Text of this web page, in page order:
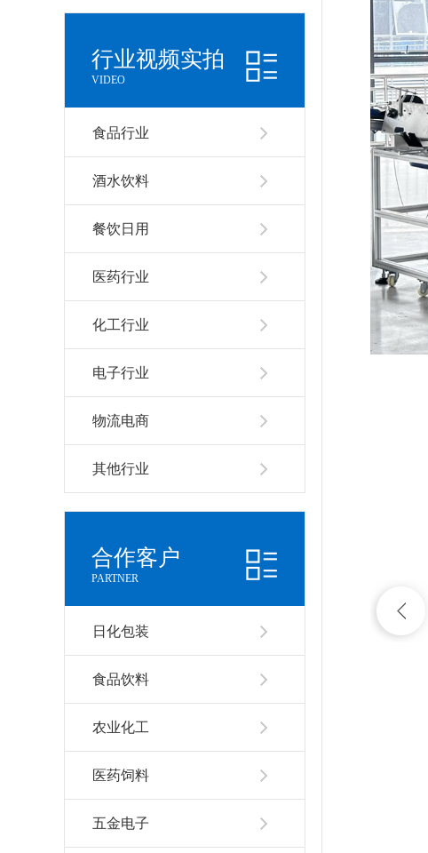
行业视频实拍
VIDEO
食品行业
酒水饮料
餐饮日用
医药行业
化工行业
电子行业
物流电商
其他行业
合作客户
PARTNER
日化包装
食品饮料
农业化工
医药饲料
五金电子